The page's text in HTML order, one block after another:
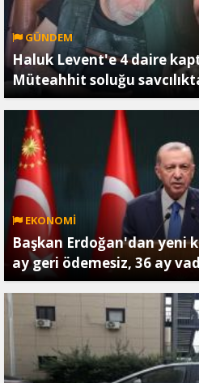
GÜNDEM
Haluk Levent'e 4 daire
Müteahhit soluğu
EKONOMİ
Başkan Erdoğan'dan yeni
ay geri ödemesiz, 36 ay